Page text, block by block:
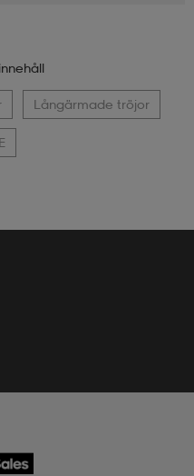
Långärmade tröjor